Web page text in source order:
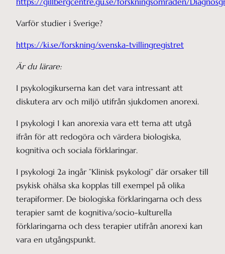
Varför studier i Sverige?
https://ki.se/forskning/svenska-tvillingregistret
Är du lärare:
I psykologikurserna kan det vara intressant att
diskutera arv och miljö utifrån sjukdomen anorexi.
I psykologi 1 kan anorexia vara ett tema att utgå
ifrån för att redogöra och värdera biologiska,
kognitiva och sociala förklaringar.
I psykologi 2a ingår ”Klinisk psykologi” där orsaker till
psykisk ohälsa ska kopplas till exempel på olika
terapiformer. De biologiska förklaringarna och dess
terapier samt de kognitiva/socio-kulturella
förklaringarna och dess terapier utifrån anorexi kan
vara en utgångspunkt.